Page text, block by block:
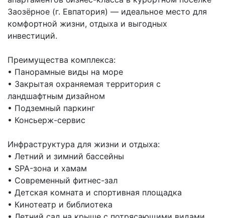
Заозёрное (г. Евпатория) — идеальное место для
комфортной жизни, отдыха и выгодных
инвестиций.
Преимущества комплекса:
• Панорамные виды на море
• Закрытая охраняемая территория с
ландшафтным дизайном
• Подземный паркинг
• Консьерж-сервис
Инфраструктура для жизни и отдыха:
• Летний и зимний бассейны
• SPA-зона и хамам
• Современный фитнес-зал
• Детская комната и спортивная площадка
• Кинотеатр и библиотека